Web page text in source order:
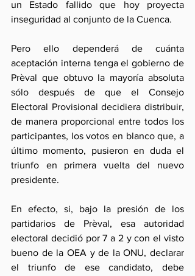
un Estado fallido que hoy proyecta
inseguridad al conjunto de la Cuenca.
Pero ello dependerá de cuánta
aceptación interna tenga el gobierno de
Prèval que obtuvo la mayoría absoluta
sólo después de que el Consejo
Electoral Provisional decidiera distribuir,
de manera proporcional entre todos los
participantes, los votos en blanco que, a
último momento, pusieron en duda el
triunfo en primera vuelta del nuevo
presidente.
En efecto, si, bajo la presión de los
partidarios de Prèval, esa autoridad
electoral decidió por 7 a 2 y con el visto
bueno de la OEA y de la ONU, declarar
el triunfo de ese candidato, debe